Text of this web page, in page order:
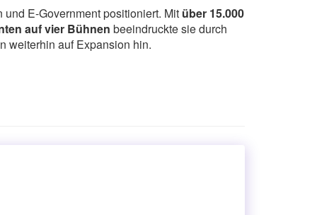
E-Government positioniert. Mit über 15.000
auf vier Bühnen beeindruckte sie durch
weiterhin auf Expansion hin.